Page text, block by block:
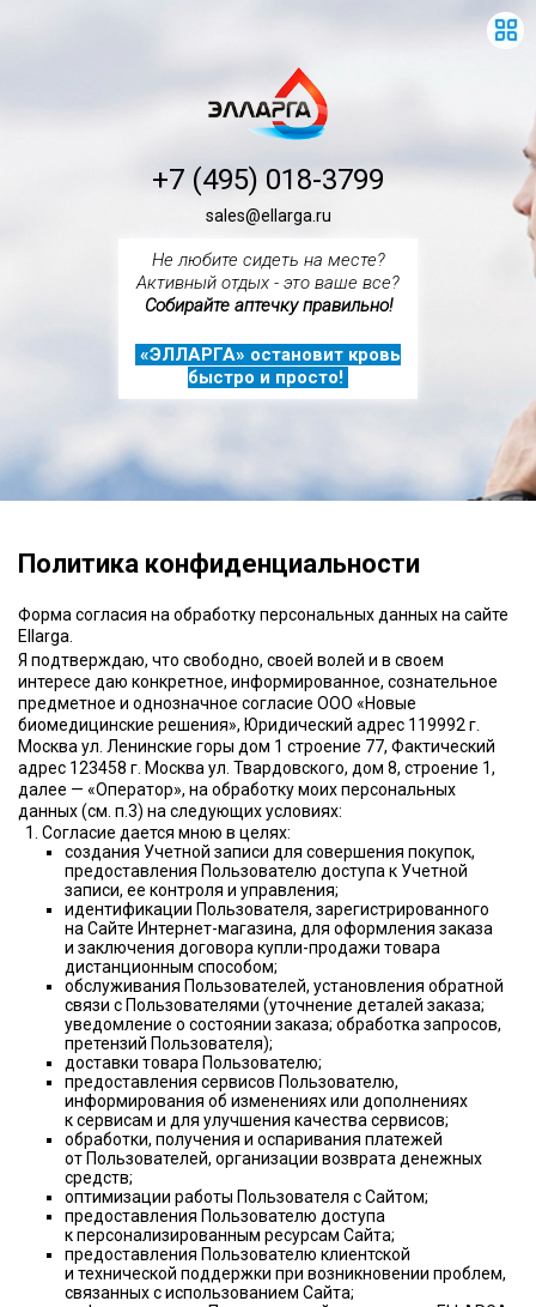
+7 (495) 018-3799
sales@ellarga.ru
Не любите сидеть на месте?
Активный отдых - это ваше все?
Собирайте аптечку правильно!
«ЭЛЛАРГА» остановит кровь
быстро и просто!
Политика конфиденциальности
Форма согласия на обработку персональных данных на сайте
Ellarga.
Я подтверждаю, что свободно, своей волей и в своем
интересе даю конкретное, информированное, сознательное
предметное и однозначное согласие OOO «Новые
биомедицинские решения», Юридический адрес 119992 г.
Москва ул. Ленинские горы дом 1 строение 77, Фактический
адрес 123458 г. Москва ул. Твардовского, дом 8, строение 1,
далее — «Оператор», на обработку моих персональных
данных (см. п.3) на следующих условиях:
Согласие дается мною в целях:
создания Учетной записи для совершения покупок,
предоставления Пользователю доступа к Учетной
записи, ее контроля и управления;
идентификации Пользователя, зарегистрированного
на Сайте Интернет-магазина, для оформления заказа
и заключения договора купли-продажи товара
дистанционным способом;
обслуживания Пользователей, установления обратной
связи с Пользователями (уточнение деталей заказа;
уведомление о состоянии заказа; обработка запросов,
претензий Пользователя);
доставки товара Пользователю;
предоставления сервисов Пользователю,
информирования об изменениях или дополнениях
к сервисам и для улучшения качества сервисов;
обработки, получения и оспаривания платежей
от Пользователей, организации возврата денежных
средств;
оптимизации работы Пользователя с Сайтом;
предоставления Пользователю доступа
к персонализированным ресурсам Сайта;
предоставления Пользователю клиентской
и технической поддержки при возникновении проблем,
связанных с использованием Сайта;